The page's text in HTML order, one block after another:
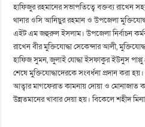
হাফিজুর রহমানের সভাপতিত্বে বক্তব্য রাখেন
থানার ওসি আনিছুর রহমান ও উপজেলা
এইট এম জহুরুল ইসলাম। উপজেলা নির্বাচন
রাখেন বীর মুক্তিযোদ্ধা সেকেন্দার আলী,
হাফিজ সুমন, জুলাই যোদ্ধা ইসফাকুর ইউনুস পাপ্পু
শেষে মুক্তিযোদ্ধাদেরকে সংবর্ধনা প্রদান করা
আত্বার মাগফেরাত কামনায় দোয়া ও মোনাজাত
উন্নতমানের খাবার দেয়া হয়। বিকেলে শহীদ